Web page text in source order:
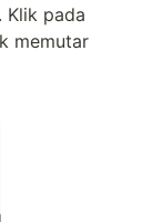
Klik pada
memutar